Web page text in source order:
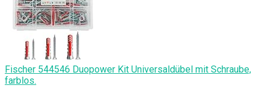
Fischer 544546 Duopower Kit Universaldübel mit Schraube,
farblos.